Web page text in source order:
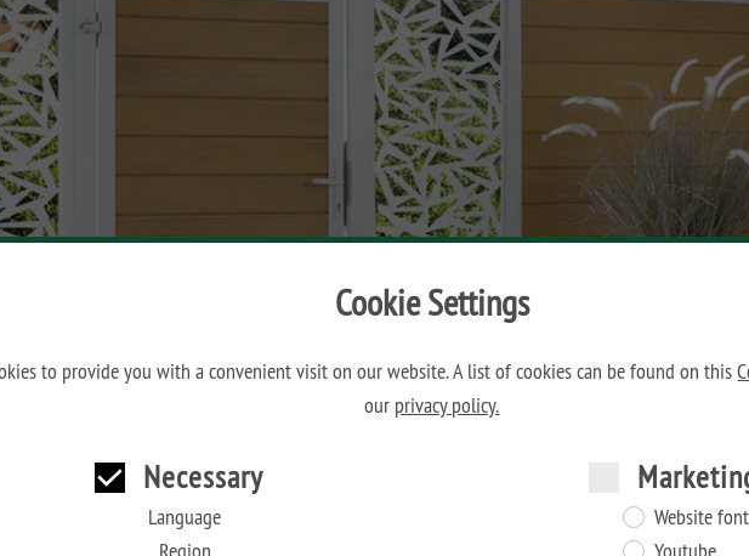
Cookie Settings
to provide you with a convenient visit on our website. A list of cookies can be found on this
our privacy policy.
Necessary
Language
Website font